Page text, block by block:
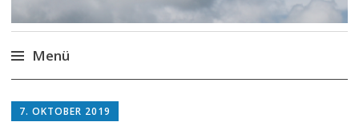
Menü
Inhalt
7. OKTOBER 2019